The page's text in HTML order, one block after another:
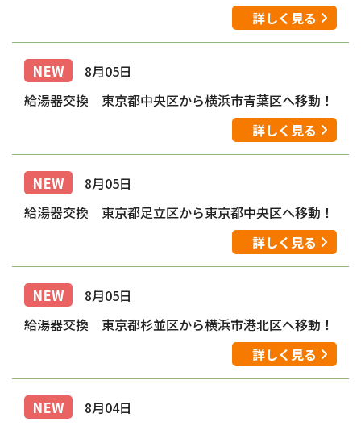
詳しく見る
NEW
8月05日
給湯器交換 東京都中央区から横浜市青葉区へ移動！
詳しく見る
NEW
8月05日
給湯器交換 東京都足立区から東京都中央区へ移動！
詳しく見る
NEW
8月05日
給湯器交換 東京都杉並区から横浜市港北区へ移動！
詳しく見る
NEW
8月04日